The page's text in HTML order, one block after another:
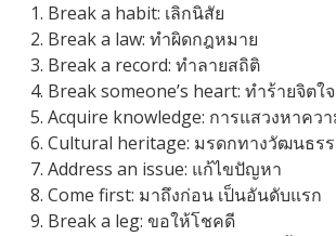
Break a habit: เลิกนิสัย
Break a law: ทำผิดกฎหมาย
Break a record: ทำลายสถิติ
Break someone’s heart: ทำร้ายจิตใ
Acquire knowledge: การแสวงหาคว
Cultural heritage: มรดกทางวัฒนธร
Address an issue: แก้ไขปัญหา
Come first: มาถึงก่อน เป็นอันดับแรก
Break a leg: ขอให้โชคดี